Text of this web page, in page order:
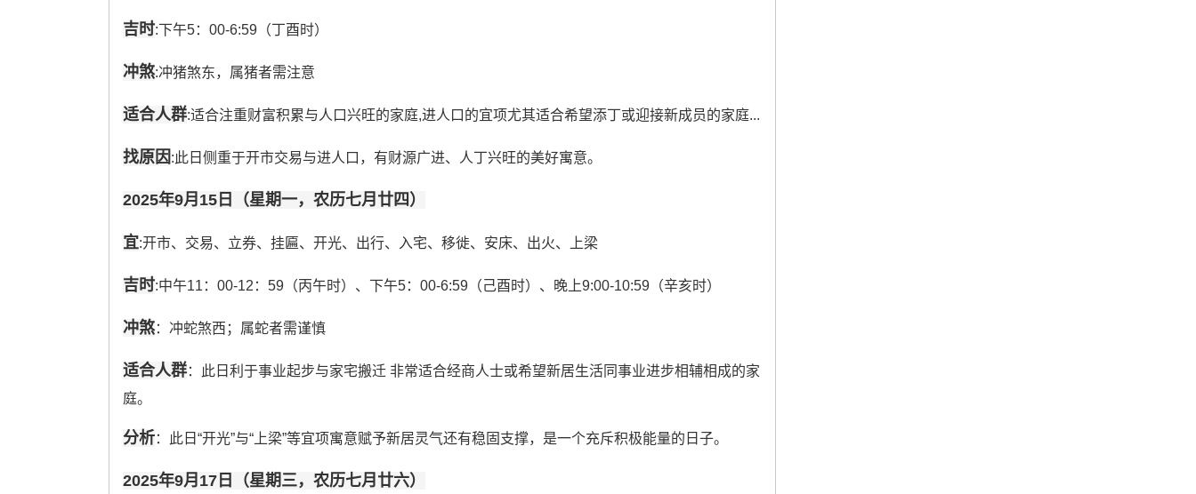
吉时:下午5：00-6:59（丁酉时）
冲煞:冲猪煞东，属猪者需注意
适合人群:适合注重财富积累与人口兴旺的家庭,进人口的宜项尤其适合希望添丁或迎接新成员的家庭...
找原因 :此日侧重于开市交易与进人口，有财源广进、人丁兴旺的美好寓意。
2025年9月15日（星期一，农历七月廿四）
宜:开市、交易、立券、挂匾、开光、出行、入宅、移徙、安床、出火、上梁
吉时:中午11：00-12：59（丙午时）、下午5：00-6:59（己酉时）、晚上9:00-10:59（辛亥时）
冲煞：冲蛇煞西；属蛇者需谨慎
适合人群：此日利于事业起步与家宅搬迁 非常适合经商人士或希望新居生活同事业进步相辅相成的家
庭。
分析：此日“开光”与“上梁”等宜项寓意赋予新居灵气还有稳固支撑，是一个充斥积极能量的日子。
2025年9月17日（星期三，农历七月廿六）